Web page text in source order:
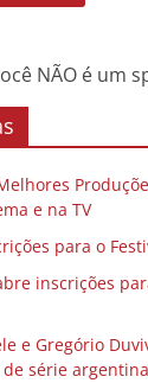
NÃO é um
e na TV
para o
inscrições
e Gregório
série